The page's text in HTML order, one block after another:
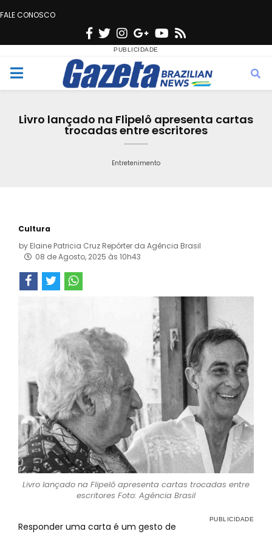
FALE CONOSCO
F
c
e
o
T
w
i
t
e
n
s
t
g
r
a
G
o
o
g
e
Y
u
t
b
s
M
Livro lançado na Flipelô apresenta cartas
trocadas entre escritores
Entretenimento
Cultura
by Elaine Patricia Cruz Repórter da Agência Brasil
08 de Agosto, 2025 às 10h43
Livro lançado na Flipelô apresenta cartas trocadas entre
escritores Foto: Agência Brasil
Responder uma carta é um gesto de